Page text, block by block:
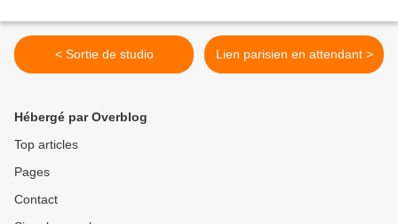
< Sortie de studio Lien parisien en attendant >
Hébergé par Overblog
Top articles
Pages
Contact